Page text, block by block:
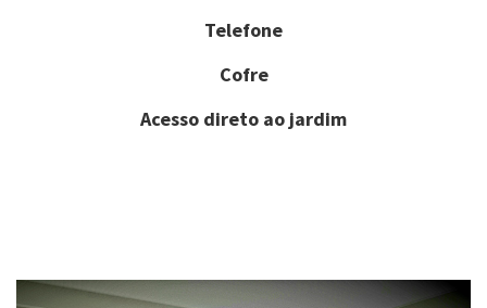
Telefone
Cofre
Acesso direto ao jardim